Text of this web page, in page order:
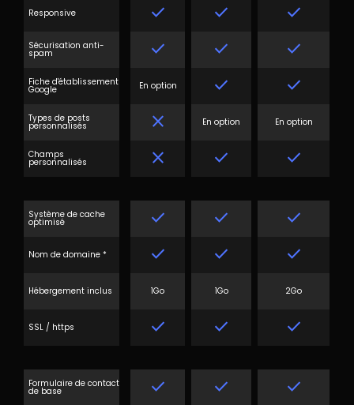
Responsive done done done
Sécurisation anti-
spam done done done
Fiche d'établissement
Google En option done done
Types de posts
personnalisés close En option En option
Champs
personnalisés close done done
Système de cache
optimisé done done done
Nom de domaine * done done done
Hébergement inclus 1Go 1Go 2Go
SSL / https done done done
Formulaire de contact
de base done done done